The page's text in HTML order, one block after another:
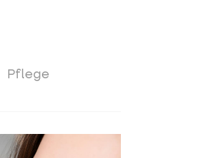
Pflege